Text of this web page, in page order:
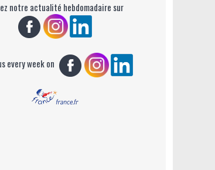
notre actualité hebdomadaire sur
every week on